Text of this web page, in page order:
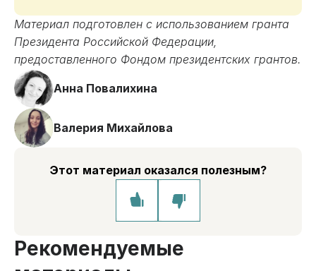
Материал подготовлен с использованием гранта
Президента Российской Федерации,
предоставленного Фондом президентских грантов.
Анна Повалихина
Валерия Михайлова
Этот материал оказался полезным?
Рекомендуемые